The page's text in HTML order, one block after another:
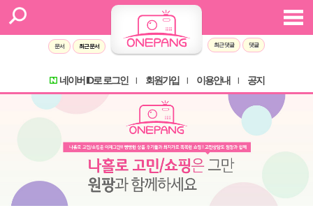
문서 최근 문서 최근 댓글 댓글
네이버 ID로 로그인 회원가입 이용안내 공지